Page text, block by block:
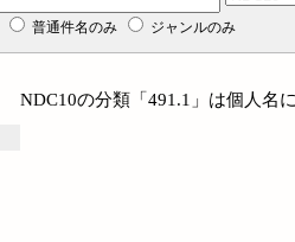
普通件名のみ ジャンルのみ
NDC10の分類「491.1」は個人名